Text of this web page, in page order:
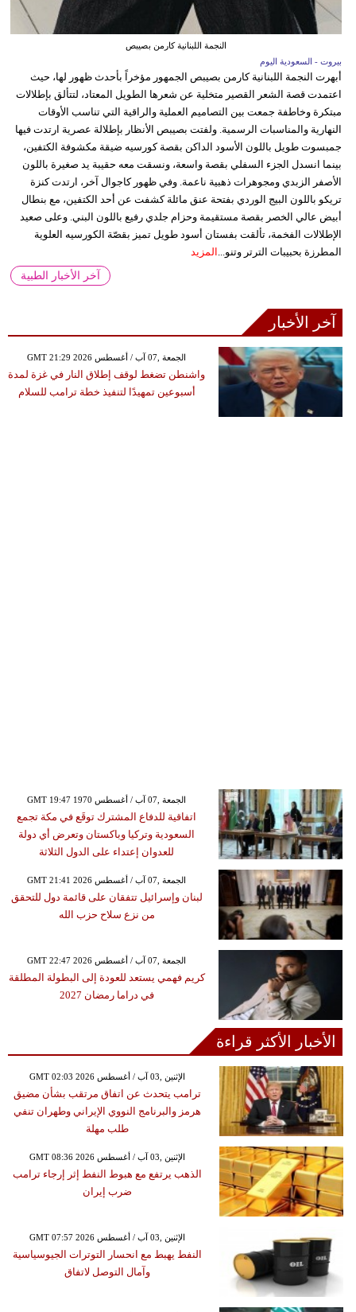
النجمة اللبنانية كارمن بصيبص
بيروت - السعودية اليوم
أبهرت النجمة اللبنانية كارمن بصيبص الجمهور مؤخراً بأحدث ظهور لها، حيث
اعتمدت قصة الشعر القصير متخلية عن شعرها الطويل المعتاد، لتتألق بإطلالات
مبتكرة وخاطفة جمعت بين التصاميم العملية والراقية التي تناسب الأوقات
النهارية والمناسبات الرسمية. ولفتت بصيبص الأنظار بإطلالة عصرية ارتدت فيها
جمبسوت طويل باللون الأسود الداكن بقصة كورسيه ضيقة مكشوفة الكتفين،
بينما انسدل الجزء السفلي بقصة واسعة، ونسقت معه حقيبة يد صغيرة باللون
الأصفر الزبدي ومجوهرات ذهبية ناعمة. وفي ظهور كاجوال آخر، ارتدت كنزة
تريكو باللون البيج الوردي بفتحة عنق مائلة كشفت عن أحد الكتفين، مع بنطال
أبيض عالي الخصر بقصة مستقيمة وحزام جلدي رفيع باللون البني. وعلى صعيد
الإطلالات الفخمة، تألقت بفستان أسود طويل تميز بقصّة الكورسيه العلوية
المطرزة بحبيبات الترتر وتنو... المزيد
آخر الأخبار الطبية
آخر الأخبار
GMT 21:29 2026 الجمعة ,07 آب / أغسطس
واشنطن تضغط لوقف إطلاق النار في غزة لمدة
أسبوعين تمهيدًا لتنفيذ خطة ترامب للسلام
GMT 19:47 1970 الجمعة ,07 آب / أغسطس
اتفاقية للدفاع المشترك توقَع في مكة تجمع
السعودية وتركيا وباكستان وتعرض أي دولة
للعدوان إعتداء على الدول الثلاثة
GMT 21:41 2026 الجمعة ,07 آب / أغسطس
لبنان وإسرائيل تتفقان على قائمة دول للتحقق
من نزع سلاح حزب الله
GMT 22:47 2026 الجمعة ,07 آب / أغسطس
كريم فهمي يستعد للعودة إلى البطولة المطلقة
في دراما رمضان 2027
الأخبار الأكثر قراءة
GMT 02:03 2026 الإثنين ,03 آب / أغسطس
ترامب يتحدث عن اتفاق مرتقب بشأن مضيق
هرمز والبرنامج النووي الإيراني وطهران تنفي
طلب مهلة
GMT 08:36 2026 الإثنين ,03 آب / أغسطس
الذهب يرتفع مع هبوط النفط إثر إرجاء ترامب
ضرب إيران
GMT 07:57 2026 الإثنين ,03 آب / أغسطس
النفط يهبط مع انحسار التوترات الجيوسياسية
وآمال التوصل لاتفاق